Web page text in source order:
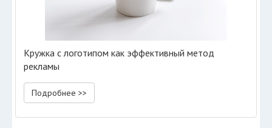
Кружка с логотипом как эффективный метод
рекламы
Подробнее >>